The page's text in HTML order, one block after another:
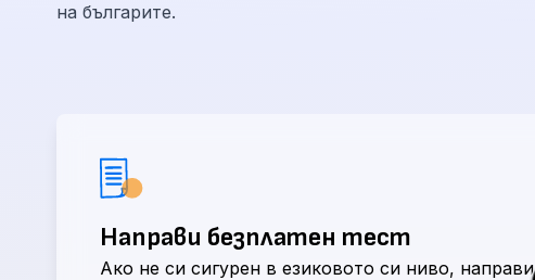
на българите.
Направи безплатен тест
Ако не си сигурен в езиковото си ниво, направи